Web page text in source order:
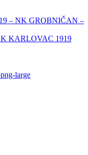
– NK GROBNIČAN –
KARLOVAC 1919